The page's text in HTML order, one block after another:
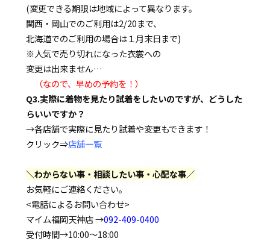
(変更できる期限は地域によって異なります。
関西・岡山でのご利用は2/20まで、
北海道でのご利用の場合は１月末日まで)
※人気で売り切れになった衣裳への
変更は出来ません…
（なので、早めの予約を！）
Q3.実際に着物を見たり試着をしたいのですが、どうした
らいいですか？
→各店舗で実際に見たり試着や変更もできます！
クリック⇒店舗一覧
＼わからない事・相談したい事・心配な事／
お気軽にご連絡ください。
<電話によるお問い合わせ>
マイム福岡天神店 →092-409-0400
受付時間→10:00～18:00